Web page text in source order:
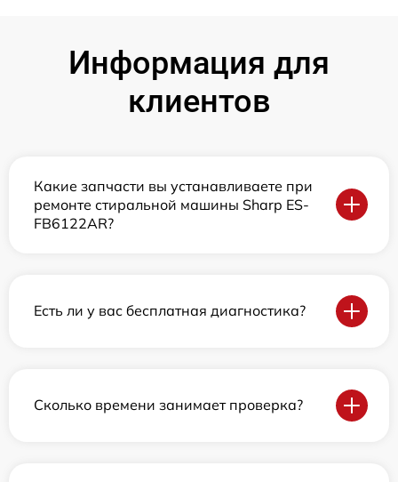
Информация для
клиентов
Какие запчасти вы устанавливаете при
ремонте стиральной машины Sharp ES-
FB6122AR?
Есть ли у вас бесплатная диагностика?
Сколько времени занимает проверка?